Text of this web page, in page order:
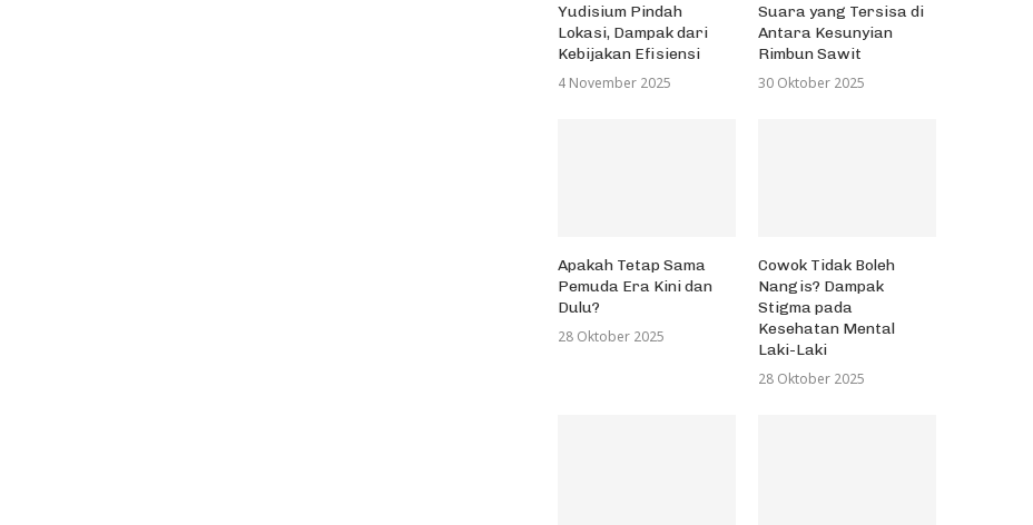
Yudisium Pindah
Lokasi, Dampak dari
Kebijakan Efisiensi
4 November 2025
Suara yang Tersisa di
Antara Kesunyian
Rimbun Sawit
30 Oktober 2025
Apakah Tetap Sama
Pemuda Era Kini dan
Dulu?
28 Oktober 2025
Cowok Tidak Boleh
Nangis? Dampak
Stigma pada
Kesehatan Mental
Laki-Laki
28 Oktober 2025